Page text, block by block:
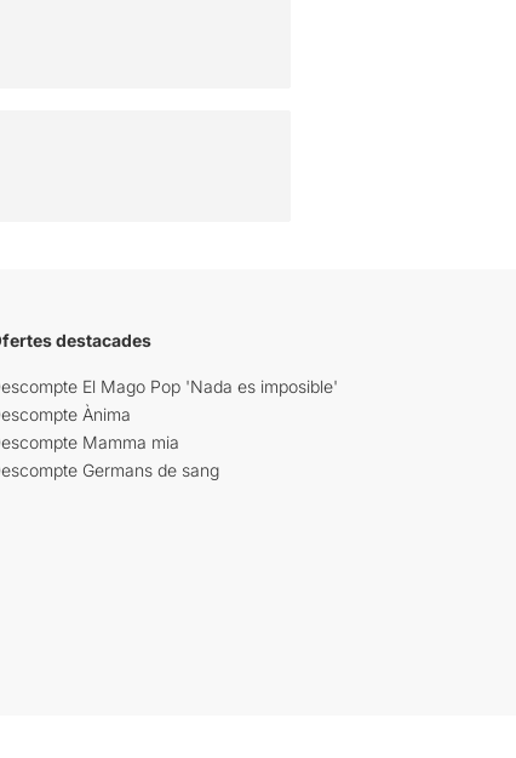
destacades
El Mago Pop 'Nada es imposible'
Ànima
Mamma mia
Germans de sang